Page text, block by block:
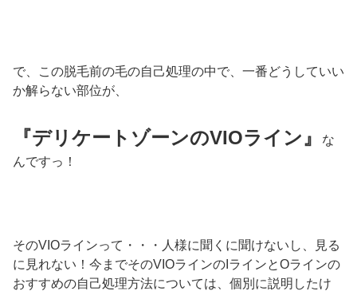
で、この脱毛前の毛の自己処理の中で、一番どうしていい
か解らない部位が、
『デリケートゾーンのVIOライン』
な
んですっ！
そのVIOラインって・・・人様に聞くに聞けないし、見る
に見れない！今までそのVIOラインのIラインとOラインの
おすすめの自己処理方法については、個別に説明したけ